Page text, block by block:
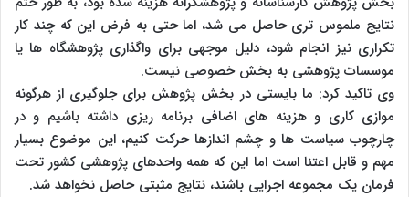
نتایج ملموس تری حاصل می شد، اما حتی به فرض این که چند کار
تکراری نیز انجام شود، دلیل موجهی برای واگذاری پژوهشگاه ها یا
موسسات پژوهشی به بخش خصوصی نیست.
وی تاکید کرد: ما بایستی در بخش پژوهش برای جلوگیری از هرگونه
موازی کاری و هزینه های اضافی برنامه ریزی داشته باشیم و در
چارچوب سیاست ها و چشم اندازها حرکت کنیم، این موضوع بسیار
مهم و قابل اعتنا است اما این که همه واحدهای پژوهشی کشور تحت
فرمان یک مجموعه اجرایی باشند، نتایج مثبتی حاصل نخواهد شد.